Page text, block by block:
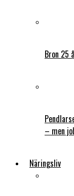
Bron 25
– men
Näringsliv